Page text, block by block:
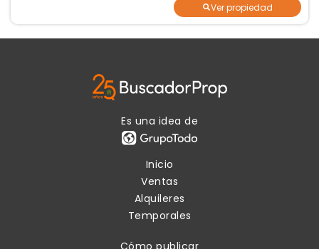
Ver propiedad
Es una idea de
Inicio
Ventas
Alquileres
Temporales
Cómo publicar